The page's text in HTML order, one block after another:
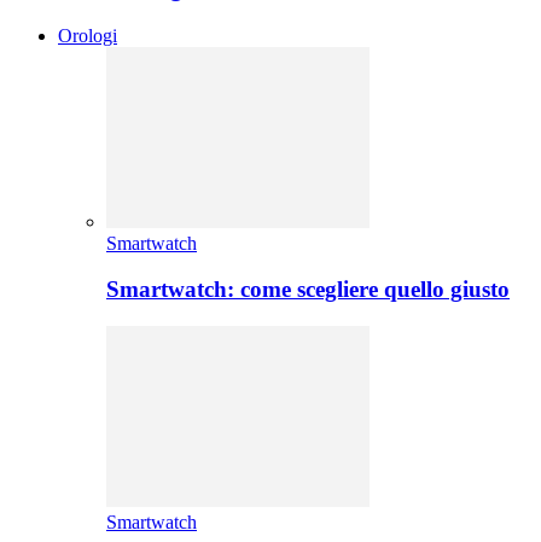
Orologi
Smartwatch
Smartwatch: come scegliere quello giusto
Smartwatch